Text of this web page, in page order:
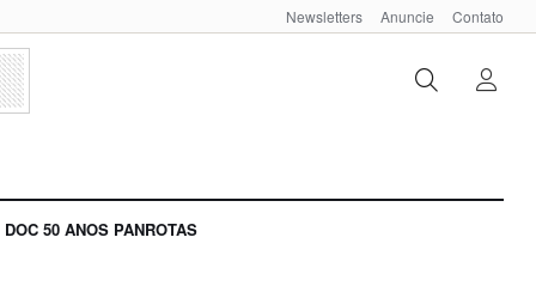
Newsletters Anuncie Contato
DOC 50 ANOS PANROTAS